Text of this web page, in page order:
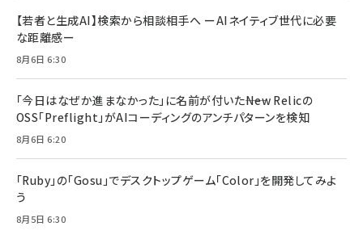
【若者と生成AI】検索から相談相手へ ーAIネイティブ世代に必要
な距離感ー
8月6日 6:30
「今日はなぜか進まなかった」に名前が付いた――New Relicの
OSS「Preflight」がAIコーディングのアンチパターンを検知
8月6日 6:20
「Ruby」の「Gosu」でデスクトップゲーム「Color」を開発してみよ
う
8月5日 6:30